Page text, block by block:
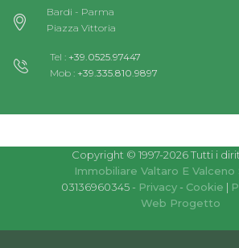
Bardi - Parma
Piazza Vittoria
Tel : +39.0525.97447
Mob : +39.335.810.9897
Copyright © 1997-2026 Tutti i
Immobiliare Valtaro E Valceno
03136960345 - Privacy - Cookie |
Web Progetto